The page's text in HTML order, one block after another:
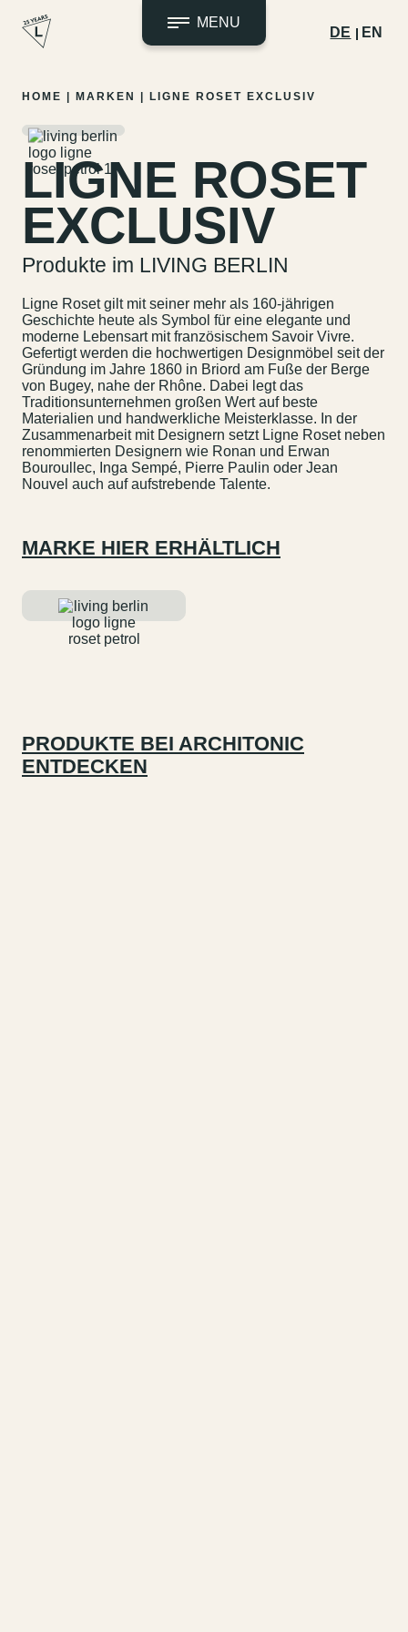
Zum
springen
MENU
DE EN
HOME MARKEN LIGNE ROSET EXCLUSIV
LIGNE ROSET
EXCLUSIV
Produkte im LIVING BERLIN
Ligne Roset gilt mit seiner mehr als 160-jährigen
Geschichte heute als Symbol für eine elegante und
moderne Lebensart mit französischem Savoir Vivre.
Gefertigt werden die hochwertigen Designmöbel seit der
Gründung im Jahre 1860 in Briord am Fuße der Berge
von Bugey, nahe der Rhône. Dabei legt das
Traditionsunternehmen großen Wert auf beste
Materialien und handwerkliche Meisterklasse. In der
Zusammenarbeit mit Designern setzt Ligne Roset neben
renommierten Designern wie Ronan und Erwan
Bouroullec, Inga Sempé, Pierre Paulin oder Jean
Nouvel auch auf aufstrebende Talente.
MARKE HIER ERHÄLTLICH
PRODUKTE BEI ARCHITONIC
ENTDECKEN